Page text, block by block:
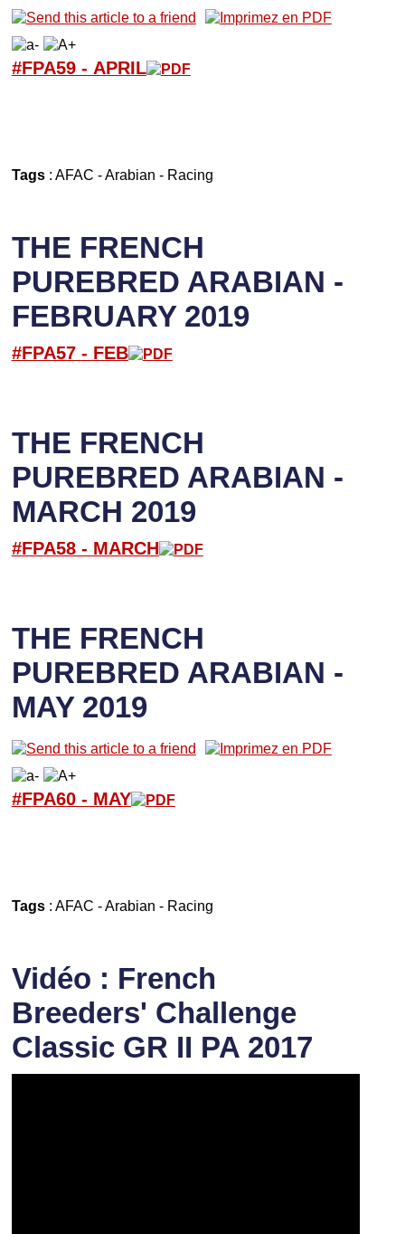
#FPA59 - APRIL
Tags: AFAC -Arabian - Racing
THE FRENCH
PUREBRED ARABIAN -
FEBRUARY 2019
#FPA57 - FEB
THE FRENCH
PUREBRED ARABIAN -
MARCH 2019
#FPA58 - MARCH
THE FRENCH
PUREBRED ARABIAN -
MAY 2019
#FPA60 - MAY
Tags: AFAC -Arabian - Racing
Vidéo : French
Breeders' Challenge
Classic GR II PA 2017